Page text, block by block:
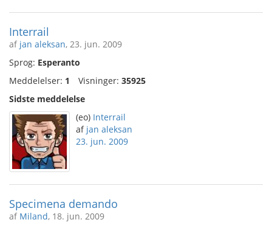
Interrail
af jan aleksan, 23. jun. 2009
Sprog: Esperanto
Meddelelser: 1 Visninger: 35925
Sidste meddelelse
(eo) Interrail
af jan aleksan
23. jun. 2009
Specimena demando
af Miland, 18. jun. 2009